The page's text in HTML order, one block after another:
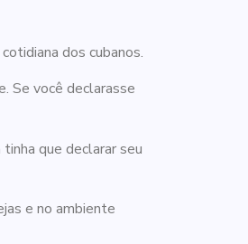
dos cubanos.
Se você declarasse
que declarar seu
e no ambiente